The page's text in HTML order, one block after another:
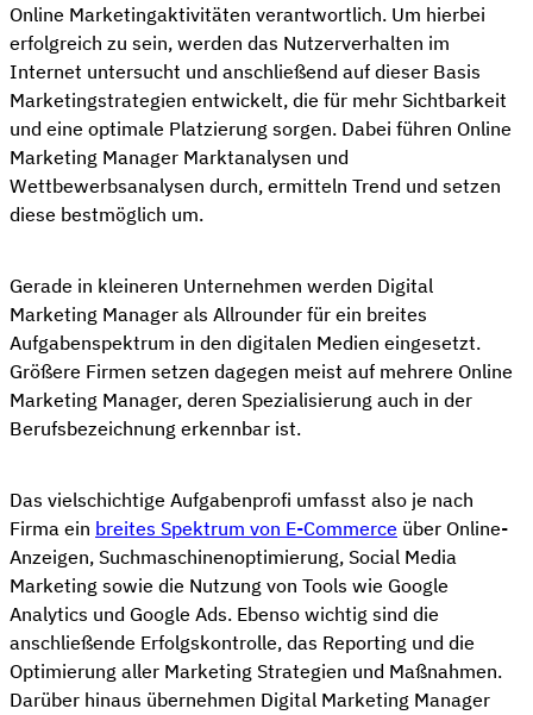
Online Marketingaktivitäten verantwortlich. Um hierbei
erfolgreich zu sein, werden das Nutzerverhalten im
Internet untersucht und anschließend auf dieser Basis
Marketingstrategien entwickelt, die für mehr Sichtbarkeit
und eine optimale Platzierung sorgen. Dabei führen Online
Marketing Manager Marktanalysen und
Wettbewerbsanalysen durch, ermitteln Trend und setzen
diese bestmöglich um.
Gerade in kleineren Unternehmen werden Digital
Marketing Manager als Allrounder für ein breites
Aufgabenspektrum in den digitalen Medien eingesetzt.
Größere Firmen setzen dagegen meist auf mehrere Online
Marketing Manager, deren Spezialisierung auch in der
Berufsbezeichnung erkennbar ist.
Das vielschichtige Aufgabenprofi umfasst also je nach
Firma ein breites Spektrum von E-Commerce über Online-
Anzeigen, Suchmaschinenoptimierung, Social Media
Marketing sowie die Nutzung von Tools wie Google
Analytics und Google Ads. Ebenso wichtig sind die
anschließende Erfolgskontrolle, das Reporting und die
Optimierung aller Marketing Strategien und Maßnahmen.
Darüber hinaus übernehmen Digital Marketing Manager